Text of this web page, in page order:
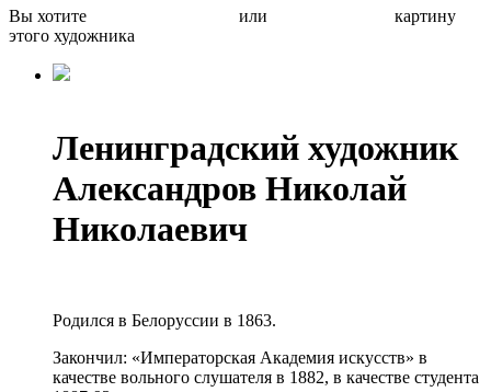
Вы хотите или
картину
этого художника
Ленинградский художник
Александров Николай
Николаевич
Родился в Белоруссии в 1863.
Закончил: «Императорская Академия искусств» в
качестве вольного слушателя в 1882, в качестве студента